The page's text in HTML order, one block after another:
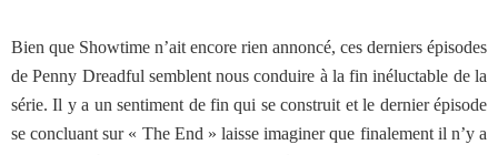
Bien que Showtime n’ait encore rien annoncé, ces derniers épisodes
de Penny Dreadful semblent nous conduire à la fin inéluctable de la
série. Il y a un sentiment de fin qui se construit et le dernier épisode
se concluant sur « The End » laisse imaginer que finalement il n’y a